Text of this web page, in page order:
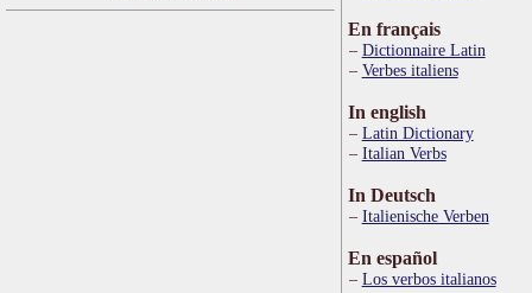
En français
Dictionnaire Latin
Verbes italiens
In english
Latin Dictionary
Italian Verbs
In Deutsch
Italienische Verben
En español
Los verbos italianos